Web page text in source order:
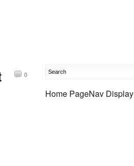
0
Home PageNav Display